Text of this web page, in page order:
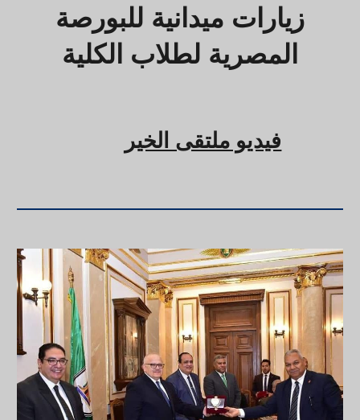
زيارات ميدانية للبورصة
المصرية لطلاب الكلية
فيديو ملتقى الخير